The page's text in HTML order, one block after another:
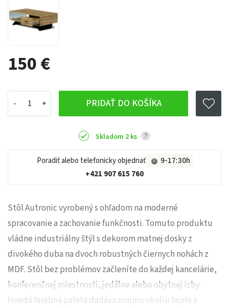
150 €
PRIDAŤ DO KOŠÍKA
Skladom 2 ks ?
Poradiť alebo telefonicky objednať
9-17:30h
+421 907 615 760
Stôl Autronic vyrobený s ohľadom na moderné
spracovanie a zachovanie funkčnosti. Tomuto produktu
vládne industriálny štýl s dekorom matnej dosky z
divokého duba na dvoch robustných čiernych nohách z
MDF. Stôl bez problémov začleníte do každej kancelárie,
konferenčnej miestnosti, jedálne alebo obytnej izby.
Hnedá farebná paleta dodáva svojmu okoliu teplo a